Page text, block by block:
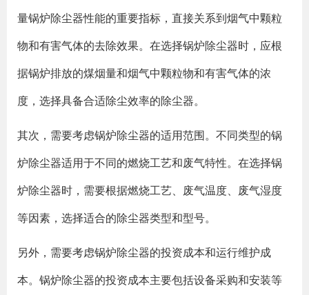
量锅炉除尘器性能的重要指标，直接关系到烟气中颗粒
物和有害气体的去除效果。在选择锅炉除尘器时，应根
据锅炉排放的煤烟量和烟气中颗粒物和有害气体的浓
度，选择具备合适除尘效率的除尘器。
其次，需要考虑锅炉除尘器的适用范围。不同类型的锅
炉除尘器适用于不同的燃烧工艺和废气特性。在选择锅
炉除尘器时，需要根据燃烧工艺、废气温度、废气湿度
等因素，选择适合的除尘器类型和型号。
另外，需要考虑锅炉除尘器的投资成本和运行维护成
本。锅炉除尘器的投资成本主要包括设备采购和安装等